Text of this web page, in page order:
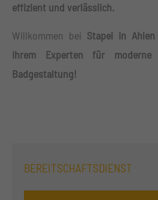
effizient und verlässlich.
Willkommen bei Stapel in
Ihrem Experten für moderne
Badgestaltung!
BEREITSCHAFTSDIENST